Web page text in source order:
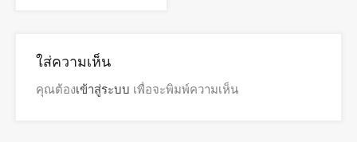
ใส่ความเห็น
คุณต้องเข้าสู่ระบบ เพื่อจะพิมพ์ความเห็น